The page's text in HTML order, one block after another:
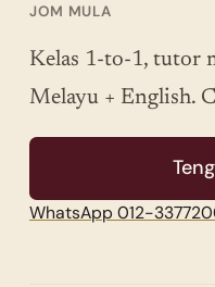
JOM MULA
Kelas 1-to-1, tutor
Melayu + English.
WhatsApp 012-